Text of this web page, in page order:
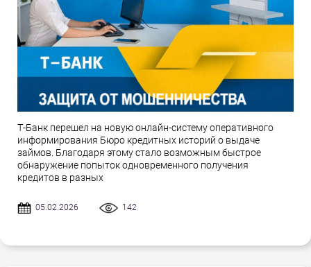
Т-Банк перешел на новую онлайн-систему оперативного
информирования Бюро кредитных историй о выдаче
займов. Благодаря этому стало возможным быстрое
обнаружение попыток одновременного получения
кредитов в разных
05.02.2026 142